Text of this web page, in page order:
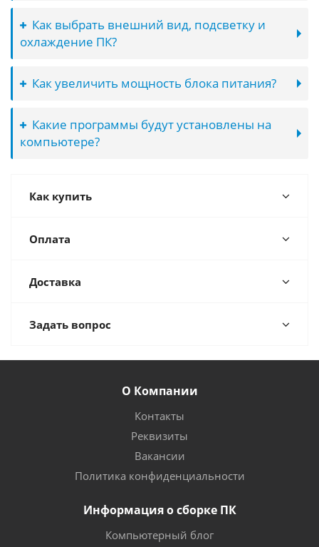
Как выбрать внешний вид, подсветку и
охлаждение ПК?
Как увеличить мощность блока питания?
Какие программы будут установлены на
компьютере?
Как купить
Оплата
Доставка
Задать вопрос
О Компании
Контакты
Реквизиты
Вакансии
Политика конфиденциальности
Информация о сборке ПК
Компьютерный блог